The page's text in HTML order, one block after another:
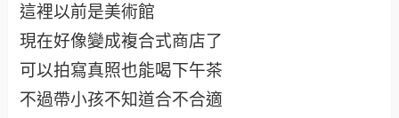
這裡以前是美術館
現在好像變成複合式商店了
可以拍寫真照也能喝下午茶
不過帶小孩不知道合不合適